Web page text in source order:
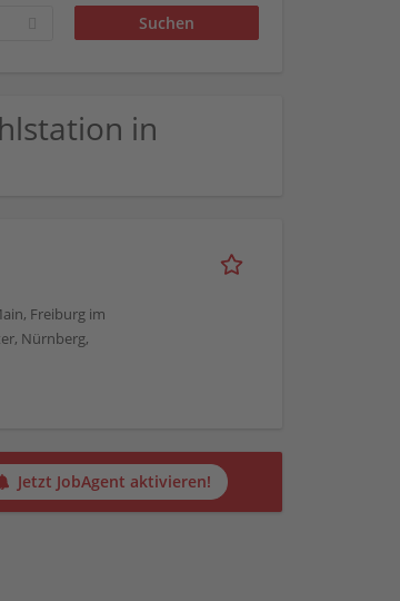
in
Freiburg im
Nürnberg,
Jetzt JobAgent aktivieren!